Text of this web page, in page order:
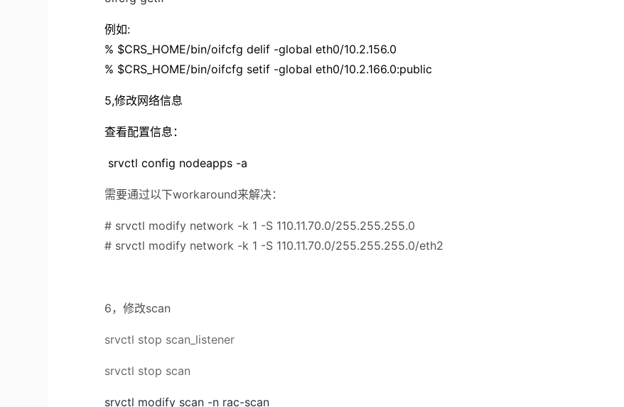
例如:
% $CRS_HOME/bin/oifcfg delif -global eth0/10.2.156.0
% $CRS_HOME/bin/oifcfg setif -global eth0/10.2.166.0:public
5,修改网络信息
查看配置信息：
srvctl config nodeapps -a
需要通过以下workaround来解决：
# srvctl modify network -k 1 -S 110.11.70.0/255.255.255.0
# srvctl modify network -k 1 -S 110.11.70.0/255.255.255.0/eth2
6，修改scan
srvctl stop scan_listener
srvctl stop scan
srvctl modify scan -n rac-scan